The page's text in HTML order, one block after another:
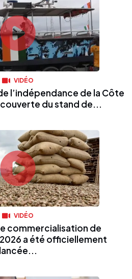
VIDÉO
l’indépendance de la Côte
du stand de...
VIDÉO
commercialisation de
a été officiellement
lancée...